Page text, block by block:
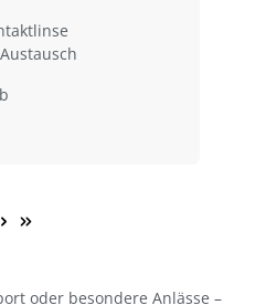
oder besondere Anlässe –